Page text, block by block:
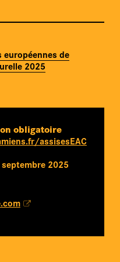
européennes de
2025
obligatoire
assisesEAC
2025